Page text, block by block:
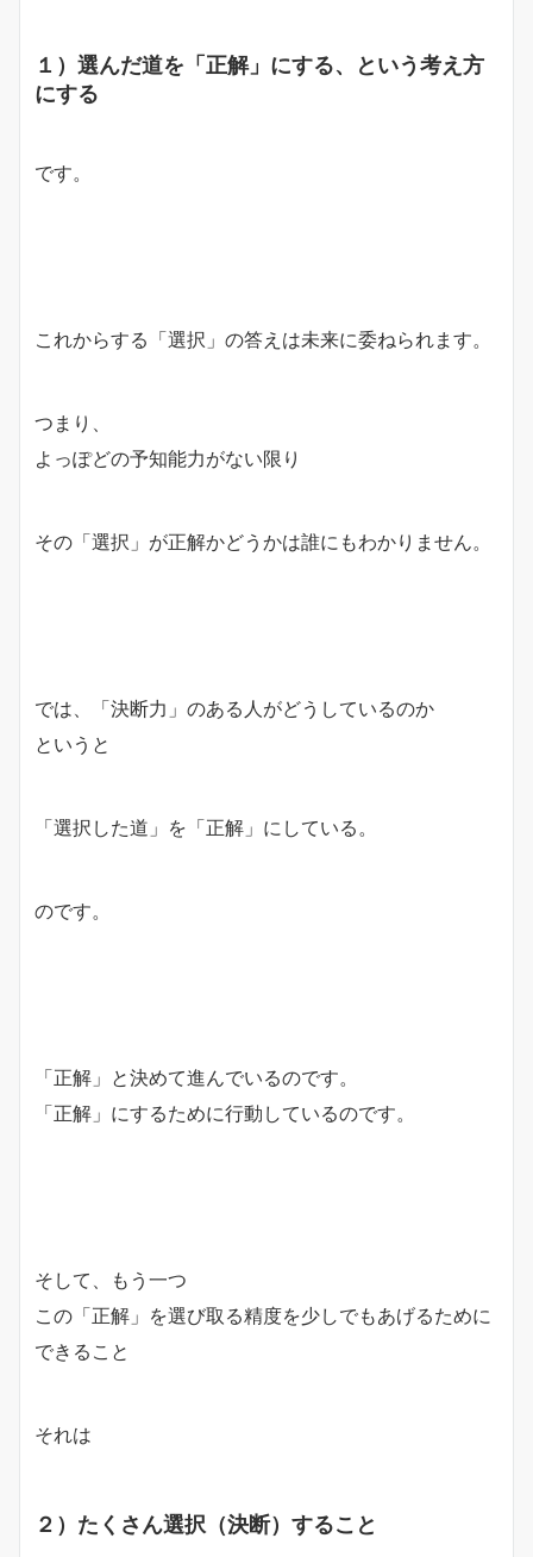
１）選んだ道を「正解」にする、という考え方
にする
です。
これからする「選択」の答えは未来に委ねられます。
つまり、
よっぽどの予知能力がない限り
その「選択」が正解かどうかは誰にもわかりません。
では、「決断力」のある人がどうしているのか
というと
「選択した道」を「正解」にしている。
のです。
「正解」と決めて進んでいるのです。
「正解」にするために行動しているのです。
そして、もう一つ
この「正解」を選び取る精度を少しでもあげるために
できること
それは
２）たくさん選択（決断）すること